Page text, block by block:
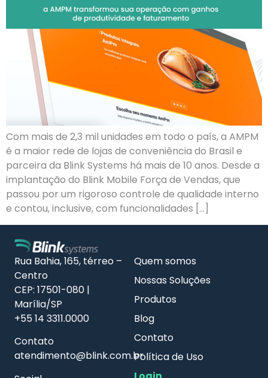
Com mais de 2,3 mil unidades em todo o país, a AMPM
é a maior rede de lojas de conveniência do Brasil e
parceira da Blink Systems há mais de 10 anos. Desde a
implantação do Blink Mobile Força de Vendas, que
passou por um rigoroso controle de qualidade interno
e contou, inclusive, com funcionalidades […]
Rua Bahia, 165, térreo –
Centro
CEP: 17501-080 |
Marília/SP
+55 14 3311.0000
Contato
atendimento@blink.com.br
Quem somos
Nossas Soluções
Produtos
Blog
Contato
Política de Uso